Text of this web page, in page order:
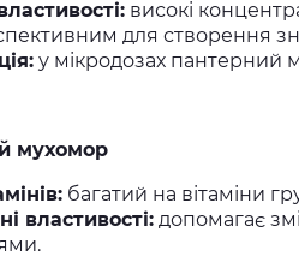
високі
для створення
у мікродозах пантерний
мухомор
багатий на вітаміни
властивості: допомагає